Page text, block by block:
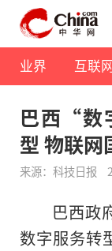
业界 互联
巴西“数
型 物联网
来源：科技日报
巴西政
数字服务转